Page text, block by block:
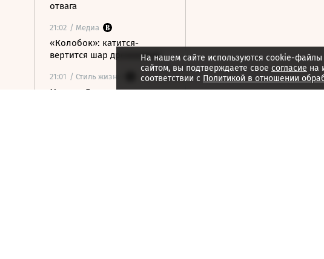
отвага
21:02 / Медиа
«Колобок»: катится-
вертится шар дрожжевой
21:01 / Стиль жизни
Марина Брусникина:
На нашем сайте используются cookie-
сайтом, вы подтверждаете свое согласие на
соответствии с Политикой в отношении